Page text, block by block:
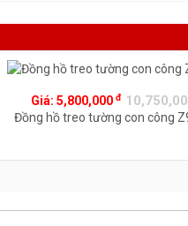
Giá: 5,800,000 đ
Đồng hồ treo tường con công